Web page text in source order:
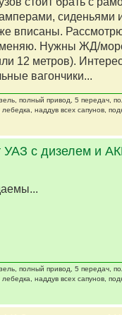
сиденьями
вписаны.
Нужны ЖД/
12 метров).
вагончики...
полный привод, 5 передач,
наддув всех сапунов,
УАЗ с дизелем и
полный привод, 5 передач,
наддув всех сапунов,